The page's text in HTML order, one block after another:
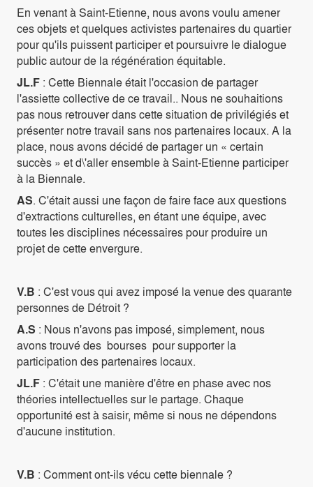
En venant à Saint-Etienne, nous avons voulu amener
ces objets et quelques activistes partenaires du quartier
pour qu'ils puissent participer et poursuivre le dialogue
public autour de la régénération équitable.
JL.F : Cette Biennale était l'occasion de partager
l'assiette collective de ce travail.. Nous ne souhaitions
pas nous retrouver dans cette situation de privilégiés et
présenter notre travail sans nos partenaires locaux. A la
place, nous avons décidé de partager un « certain
succès » et d\'aller ensemble à Saint-Etienne participer
à la Biennale.
AS. C'était aussi une façon de faire face aux questions
d'extractions culturelles, en étant une équipe, avec
toutes les disciplines nécessaires pour produire un
projet de cette envergure.
V.B : C'est vous qui avez imposé la venue des quarante
personnes de Détroit ?
A.S : Nous n'avons pas imposé, simplement, nous
avons trouvé des bourses pour supporter la
participation des partenaires locaux.
JL.F : C'était une manière d'être en phase avec nos
théories intellectuelles sur le partage. Chaque
opportunité est à saisir, même si nous ne dépendons
d'aucune institution.
V.B : Comment ont-ils vécu cette biennale ?